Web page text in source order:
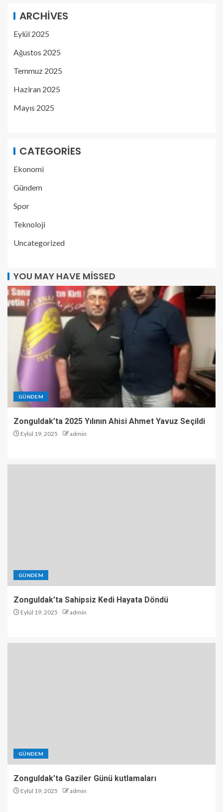
ARCHIVES
Eylül 2025
Ağustos 2025
Temmuz 2025
Haziran 2025
Mayıs 2025
CATEGORIES
Ekonomi
Gündem
Spor
Teknoloji
Uncategorized
YOU MAY HAVE MISSED
GÜNDEM
Zonguldak’ta 2025 Yılının Ahisi Ahmet Yavuz Seçildi
Eylül 19, 2025 admin
GÜNDEM
Zonguldak’ta Sahipsiz Kedi Hayata Döndü
Eylül 19, 2025 admin
GÜNDEM
Zonguldak’ta Gaziler Günü kutlamaları
Eylül 19, 2025 admin